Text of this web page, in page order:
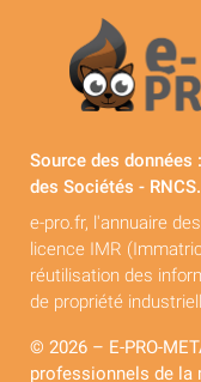
Source des
des Sociétés - RNCS.
e-pro.fr, l'annuaire
licence IMR
réutilisation des
de propriété
© 2026 – E-PRO-
professionnels de la